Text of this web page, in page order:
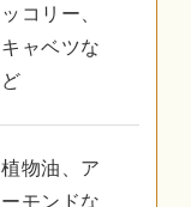
ッコリー、
キャベツな
ど
植物油、ア
ーモンドな